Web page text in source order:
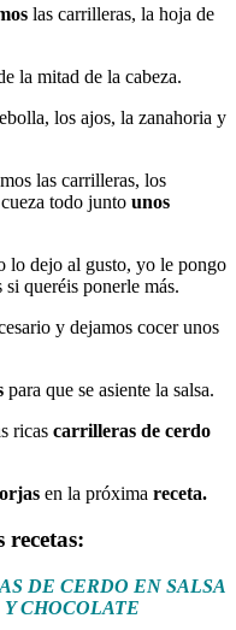
las carrilleras, la hoja de
la mitad de la cabeza.
los ajos, la zanahoria y
las carrilleras, los
todo junto unos
lo dejo al gusto, yo le pongo
queréis ponerle más.
y dejamos cocer unos
para que se asiente la salsa.
ricas carrilleras de cerdo
en la próxima receta.
recetas:
DE CERDO EN SALSA
CHOCOLATE